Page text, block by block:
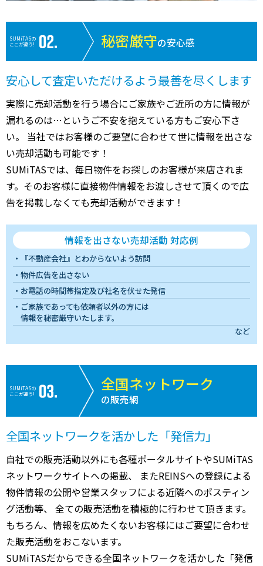
SUMiTASの
ここが違う!
秘密厳守の安心感
安心して査定いただけるよう最善を尽くします
実際に売却活動を行う場合にご家族やご近所の方に情報が
漏れるのは…というご不安を抱えている方もご安心下さ
い。 当社ではお客様のご要望に合わせて世に情報を出さな
い売却活動も可能です！
SUMiTASでは、毎日物件をお探しのお客様が来店されま
す。そのお客様に直接物件情報をお渡しさせて頂くので広
告を掲載しなくても売却活動ができます！
情報を出さない売却活動 対応例
『不動産会社』とわからないよう訪問
物件広告を出さない
お電話の時間帯指定及び社名を伏せた発信
ご家族であっても依頼者以外の方には
情報を秘密厳守いたします。
など
SUMiTASの
ここが違う!
全国ネットワーク
の販売網
全国ネットワークを活かした「発信力」
自社での販売活動以外にも各種ポータルサイトやSUMiTAS
ネットワークサイトへの掲載、 またREINSへの登録による
物件情報の公開や営業スタッフによる近隣へのポスティン
グ活動等、 全ての販売活動を積極的に行わせて頂きます。
もちろん、情報を広めたくないお客様にはご要望に合わせ
た販売活動をおこないます。
SUMiTASだからできる全国ネットワークを活かした「発信